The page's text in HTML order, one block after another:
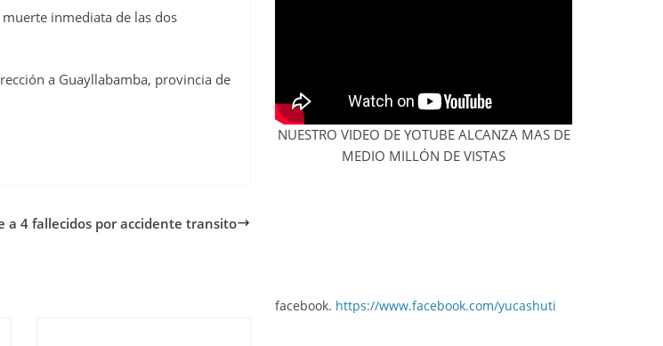
inmediata de las dos
a Guayllabamba, provincia de
a 4 fallecidos por accidente transito
NUESTRO VIDEO DE YOTUBE ALCANZA MAS DE
MEDIO MILLÓN DE VISTAS
facebook. https://www.facebook.com/yucashuti